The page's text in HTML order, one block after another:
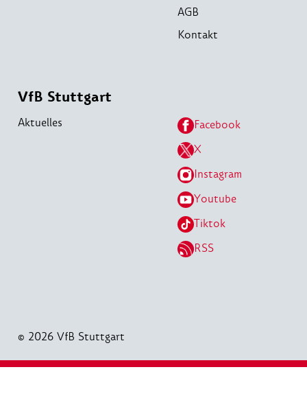
AGB
Kontakt
VfB Stuttgart
Aktuelles
Facebook
X
Instagram
Youtube
Tiktok
RSS
© 2026 VfB Stuttgart